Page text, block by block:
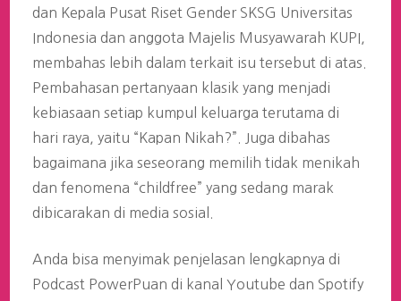
dan Kepala Pusat Riset Gender SKSG Universitas
Indonesia dan anggota Majelis Musyawarah KUPI,
membahas lebih dalam terkait isu tersebut di atas.
Pembahasan pertanyaan klasik yang menjadi
kebiasaan setiap kumpul keluarga terutama di
hari raya, yaitu “Kapan Nikah?”. Juga dibahas
bagaimana jika seseorang memilih tidak menikah
dan fenomena “childfree” yang sedang marak
dibicarakan di media sosial.
Anda bisa menyimak penjelasan lengkapnya di
Podcast PowerPuan di kanal Youtube dan Spotify